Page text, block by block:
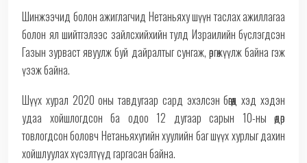
Шинжээчид болон ажиглагчид Нетаньяху шүүн таслах ажиллагаа
болон ял шийтгэлээс зайлсхийхийн тулд Израилийн бүслэгдсэн
Газын зурваст явуулж буй дайралтыг сунгаж, өргөжүүлж байна гэж
үзэж байна.
Шүүх хурал 2020 оны тавдугаар сард эхэлсэн бөгөөд хэд хэдэн
удаа хойшлогдсон ба одоо 12 дугаар сарын 10-ны өдөр
товлогдсон боловч Нетаньяхугийн хуулийн баг шүүх хурлыг дахин
хойшлуулах хүсэлтүүд гаргасан байна.